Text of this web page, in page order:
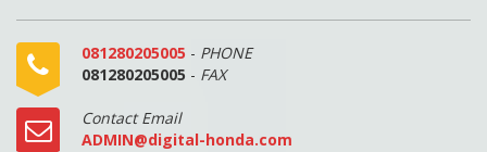
081280205005 - PHONE
081280205005 - FAX
Contact Email
ADMIN@digital-honda.com